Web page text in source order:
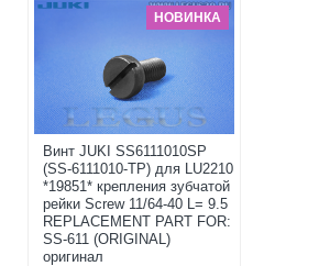
НОВИНКА
Винт JUKI SS6111010SP
(SS-6111010-TP) для LU2210
*19851* крепления зубчатой
рейки Screw 11/64-40 L= 9.5
REPLACEMENT PART FOR:
SS-611 (ORIGINAL)
оригинал